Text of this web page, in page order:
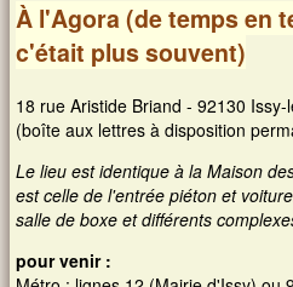
À l'Agora (de temps en
c'était plus souvent)
18 rue Aristide Briand - 92130
(boîte aux lettres à disposition
Le lieu est identique à la Maison
est celle de l'entrée piéton et
salle de boxe et différents
pour venir :